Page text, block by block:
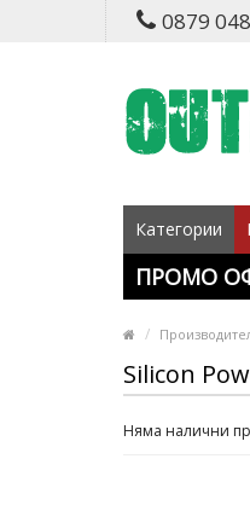
0879
Категории
ПРОМО
Silicon
Няма налични